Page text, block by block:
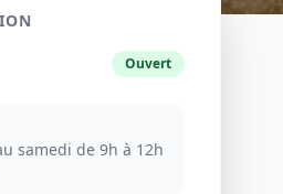
Ouvert
samedi de 9h à 12h